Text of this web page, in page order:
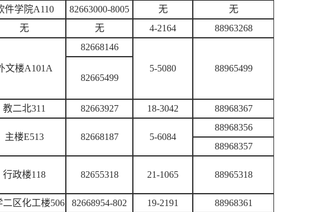
件学院A110 82663000-8005 无
无
无 无 4-2164 88963268
文楼A101A
82668146
5-5080 88965499
82665499
教二北311 82663927 18-3042 88968367
主楼E513
82668187 5-6084
88968356
88968357
行政楼118
82655318 21-1065
88965318
二区化工楼506 82668954-802 19-2191 88968361